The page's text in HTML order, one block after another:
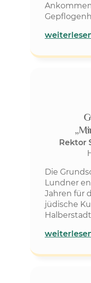
Rektor
Die
Lundner
Jahren für
jüdische